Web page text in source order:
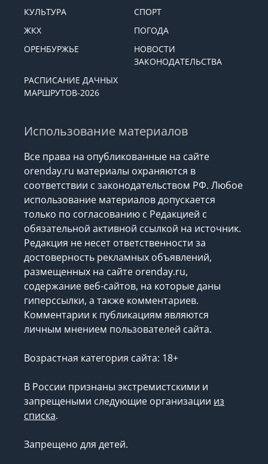
КУЛЬТУРА
СПОРТ
ЖКХ
ПОГОДА
ОРЕНБУРЖЬЕ
НОВОСТИ
ЗАКОНОДАТЕЛЬСТВА
РАСПИСАНИЕ ДАЧНЫХ
МАРШРУТОВ-2026
Использование материалов
Все права на опубликованные на сайте
orenday.ru материалы охраняются в
соответствии с законодательством РФ. Любое
использование материалов допускается
только по согласованию с Редакцией с
обязательной активной ссылкой на источник.
Редакция не несет ответственности за
достоверность рекламных объявлений,
размещенных на сайте orenday.ru,
содержание веб-сайтов, на которые даны
гиперссылки, а также комментариев.
Комментарии к публикациям являются
личным мнением пользователей сайта.
Возрастная категория сайта: 18+
В России признаны экстремистскими и
запрещеными следующие организации из
списка.
Запрещено для детей.